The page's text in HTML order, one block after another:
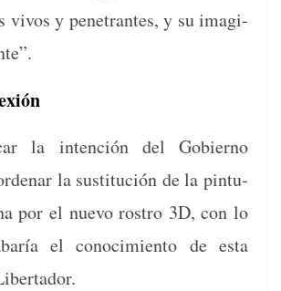
vivos y pen­e­trantes, y su imag­i­
la inten­ción del Gob­ier­no
la susti­tu­ción de la pin­tu­
por el nue­vo ros­tro 3D, con lo
el conocimien­to de esta